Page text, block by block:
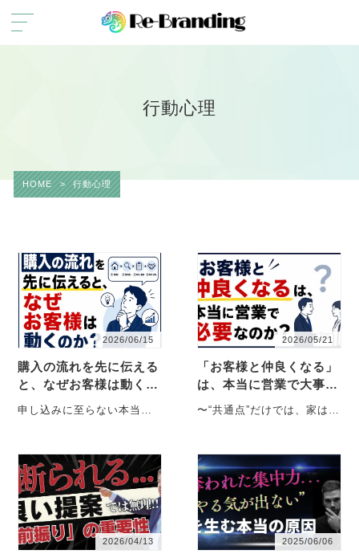
行動心理
HOME > 行動心理
2026/06/15
購入の流れを先に伝える
と、なぜお客様は動くの
か？【不動産売買 仲介
営業】
申し込みに至らない本当の
「案・・・
2026/05/21
「お客様と仲良くなる」
は、本当に営業で大事な
のか【不動産売買 仲介
営業】
〜“共通点”だけでは、家は売
れ」 ・・・
2026/04/13 2025/06/06